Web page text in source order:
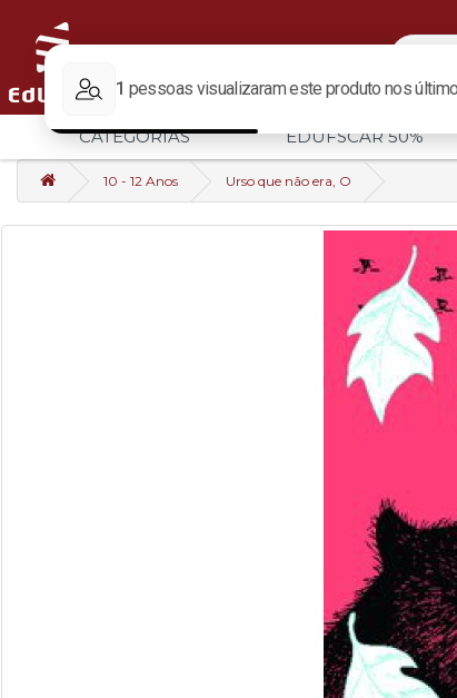
CATEGORIAS EDUFSCAR 50%
10 - 12 Anos Urso que não era, O